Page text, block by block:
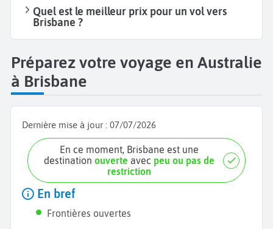
Quel est le meilleur prix pour un vol vers
Brisbane ?
Préparez votre voyage en Australie
à Brisbane
Dernière mise à jour : 07/07/2026
En ce moment, Brisbane est une
destinationouverte avec peu ou pas de
restriction
En bref
Frontières ouvertes